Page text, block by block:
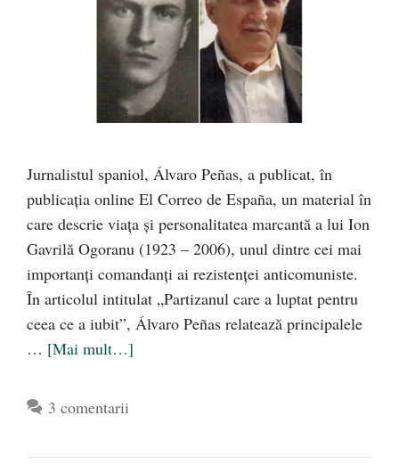
Jurnalistul spaniol, Álvaro Peñas, a publicat, în
publicația online El Correo de España, un material în
care descrie viața și personalitatea marcantă a lui Ion
Gavrilă Ogoranu (1923 – 2006), unul dintre cei mai
importanți comandanți ai rezistenței anticomuniste.
În articolul intitulat „Partizanul care a luptat pentru
ceea ce a iubit”, Álvaro Peñas relatează principalele
… [Mai mult…]
3 comentarii